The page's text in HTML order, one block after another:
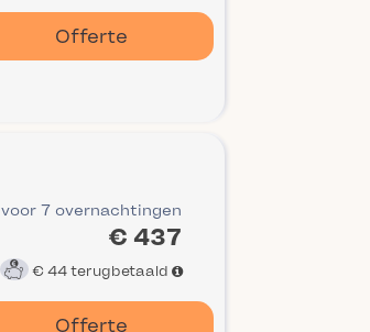
Offerte
voor 7 overnachtingen
€ 437
€ 44terugbetaald
Offerte